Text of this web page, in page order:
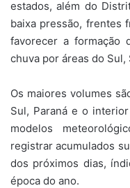
estados, além do
baixa pressão, frentes
favorecer a formação
chuva por áreas do
Os maiores volumes
Sul, Paraná e o
modelos
registrar acumulados
dos próximos dias,
época do ano.